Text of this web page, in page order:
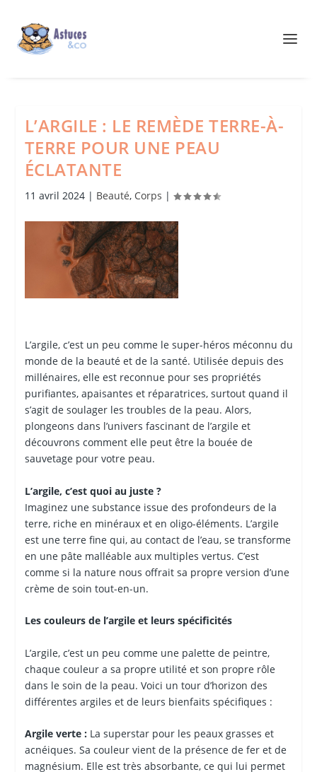
L’ARGILE : LE REMÈDE TERRE-À-
TERRE POUR UNE PEAU
ÉCLATANTE
11 avril 2024| Beauté, Corps |
L’argile, c’est un peu comme le super-héros méconnu du
monde de la beauté et de la santé. Utilisée depuis des
millénaires, elle est reconnue pour ses propriétés
purifiantes, apaisantes et réparatrices, surtout quand il
s’agit de soulager les troubles de la peau. Alors,
plongeons dans l’univers fascinant de l’argile et
découvrons comment elle peut être la bouée de
sauvetage pour votre peau.
L’argile, c’est quoi au juste ?
Imaginez une substance issue des profondeurs de la
terre, riche en minéraux et en oligo-éléments. L’argile
est une terre fine qui, au contact de l’eau, se transforme
en une pâte malléable aux multiples vertus. C’est
comme si la nature nous offrait sa propre version d’une
crème de soin tout-en-un.
Les couleurs de l’argile et leurs spécificités
L’argile, c’est un peu comme une palette de peintre,
chaque couleur a sa propre utilité et son propre rôle
dans le soin de la peau. Voici un tour d’horizon des
différentes argiles et de leurs bienfaits spécifiques :
Argile verte :La superstar pour les peaux grasses et
acnéiques. Sa couleur vient de la présence de fer et de
magnésium. Elle est très absorbante, ce qui lui permet